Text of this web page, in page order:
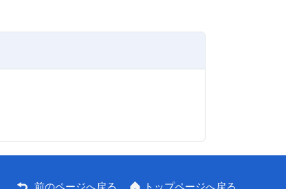
前のページへ戻る トップページへ戻る